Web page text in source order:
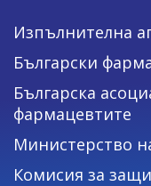
Изпълнителна
Български
Българска
фармацевтите
Министерство
Комисия за